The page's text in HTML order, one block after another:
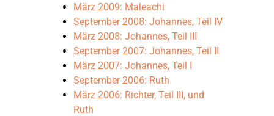
März 2009: Maleachi
September 2008: Johannes, Teil IV
März 2008: Johannes, Teil III
September 2007: Johannes, Teil II
März 2007: Johannes, Teil I
September 2006: Ruth
März 2006: Richter, Teil III, und
Ruth